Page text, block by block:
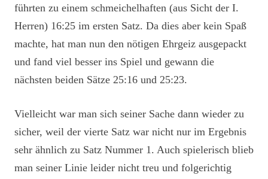
führten zu einem schmeichelhaften (aus Sicht der I.
Herren) 16:25 im ersten Satz. Da dies aber kein Spaß
machte, hat man nun den nötigen Ehrgeiz ausgepackt
und fand viel besser ins Spiel und gewann die
nächsten beiden Sätze 25:16 und 25:23.
Vielleicht war man sich seiner Sache dann wieder zu
sicher, weil der vierte Satz war nicht nur im Ergebnis
sehr ähnlich zu Satz Nummer 1. Auch spielerisch blieb
man seiner Linie leider nicht treu und folgerichtig